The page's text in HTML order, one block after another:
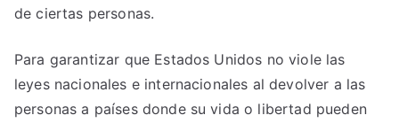
de ciertas personas.
Para garantizar que Estados Unidos no viole las
leyes nacionales e internacionales al devolver a las
personas a países donde su vida o libertad pueden